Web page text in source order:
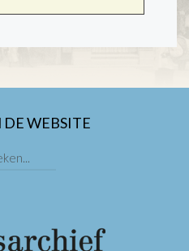
WEBSITE